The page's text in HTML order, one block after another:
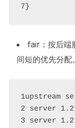
7}
fair：按后端
间短的优先分配。
1upstream
2 server
3 server